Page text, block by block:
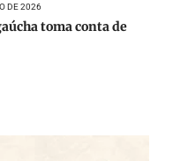
DE 2026
toma conta de